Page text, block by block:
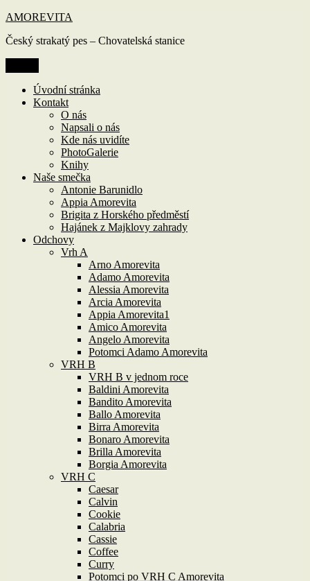
Přejít
obsahu
AMOREVITA
Český strakatý pes – Chovatelská stanice
Úvodní stránka
Kontakt
O nás
Napsali o nás
Kde nás uvidíte
PhotoGalerie
Knihy
Naše smečka
Antonie Barunidlo
Appia Amorevita
Brigita z Horského předměstí
Hajánek z Majklovy zahrady
Odchovy
Vrh A
Arno Amorevita
Adamo Amorevita
Alessia Amorevita
Arcia Amorevita
Appia Amorevita1
Amico Amorevita
Angelo Amorevita
Potomci Adamo Amorevita
VRH B
VRH B v jednom roce
Baldini Amorevita
Bandito Amorevita
Ballo Amorevita
Birra Amorevita
Bonaro Amorevita
Brilla Amorevita
Borgia Amorevita
VRH C
Caesar
Calvin
Cookie
Calabria
Cassie
Coffee
Curry
Potomci po VRH C Amorevita